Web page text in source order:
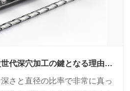
代深穴加工の鍵となる理由と
さと直径の比率で非常に真っ